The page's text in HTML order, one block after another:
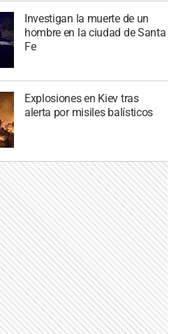
Investigan la muerte de un
hombre en la ciudad de Santa
Fe
Explosiones en Kiev tras
alerta por misiles balísticos